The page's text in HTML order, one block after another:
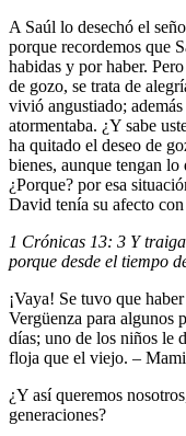
A Saúl lo desechó el
porque recordemos que
habidas y por haber.
de gozo, se trata de
vivió angustiado;
atormentaba. ¿Y sabe
ha quitado el deseo de
bienes, aunque tengan
¿Porque? por esa
David tenía su afecto
1 Crónicas 13: 3 Y
porque desde el tiempo
¡Vaya! Se tuvo que
Vergüenza para algunos
días; uno de los niños le
floja que el viejo. –
¿Y así queremos
generaciones?